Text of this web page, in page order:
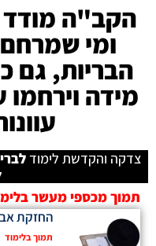
הקב"ה מודד
ומי
הבריות, גם
מידה וירחמו
צדקה והקדשת לימוד
תמוך מכספי מעשר
החזקת
תמוך בלימוד